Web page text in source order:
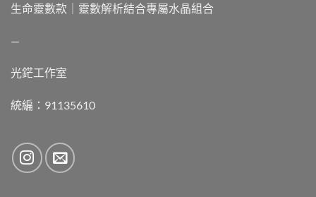
生命靈數款｜靈數解析結合專屬水晶組合
—
光鋩工作室
統編：91135610